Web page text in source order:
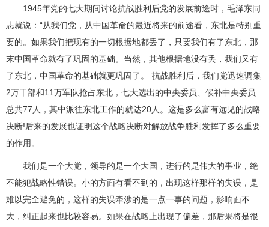
1945年党的七大期间讨论抗战胜利后党的发展前途时，毛泽东同
志就说：“从我们党，从中国革命的最近将来的前途看，东北是特别重
要的。如果我们把现有的一切根据地都丢了，只要我们有了东北，那
末中国革命就有了巩固的基础。当然，其他根据地没有丢，我们又有
了东北，中国革命的基础就更巩固了。”抗战胜利后，我们党迅速调集
2万干部和11万军队抢占东北，七大选出的中央委员、候补中央委员
总共77人，其中派往东北工作的就达20人。这是多么富有远见的战略
决断!后来的发展也证明这个战略决断对解放战争胜利发挥了多么重要
的作用。
我们是一个大党，领导的是一个大国，进行的是伟大的事业，绝
不能犯战略性错误。小的方面有看不到的，出现这样那样的失误，是
难以完全避免的，这样的失误牵涉的是一点一事的问题，影响面不
大，纠正起来也比较容易。如果在战略上出现了偏差，那后果将是很